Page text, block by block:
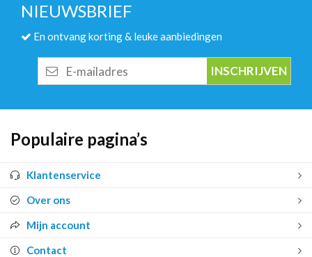
NIEUWSBRIEF
En ontvang korting & leuke aanbiedingen
mailadres
Populaire pagina’s
Klantenservice
Over ons
Mijn account
Contact